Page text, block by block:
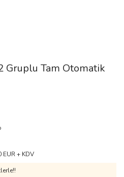
Gruplu Tam Otomatik
EUR + KDV